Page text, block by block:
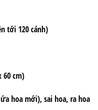
tới 120 cánh)
60 cm)
hoa mới), sai hoa, ra hoa